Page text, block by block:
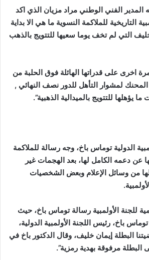
الفني الوطني مراد مزيان الذي اكد
التاريخية للملاكمة النسوية ما هي الا بداية
التي لم تخف يوما سعيها للتتويج بالذهب
اخرى على قدراتها الهائلة فوق الحلبة من
لمشوار التأهل للدور نصف النهائي ,
يؤهلها للتتويج بالميدالية الذهبية”.
الدولية توماس باخ، وجه رسالة للملاكمة
عن دعمه الكامل لها، بعد الهجمات غير
من وسائل الإعلام وبعض الشخصيات
للجنة الأولمبية رسالة توماس باخ، حيث
باخ، رئيس اللجنة الأولمبية الدولية،
البطلة إيمان خليف، وقال الدكتور باخ في
البطلة مرفوقة بهدية رمزية”.